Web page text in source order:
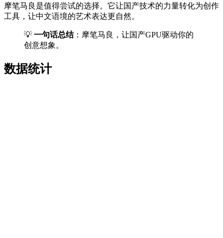
摩笔马良是值得尝试的选择。它让国产技术的力量转化为创作
工具，让中文语境的艺术表达更自然。
💡 一句话总结：摩笔马良，让国产GPU驱动你的
创意想象。
数据统计